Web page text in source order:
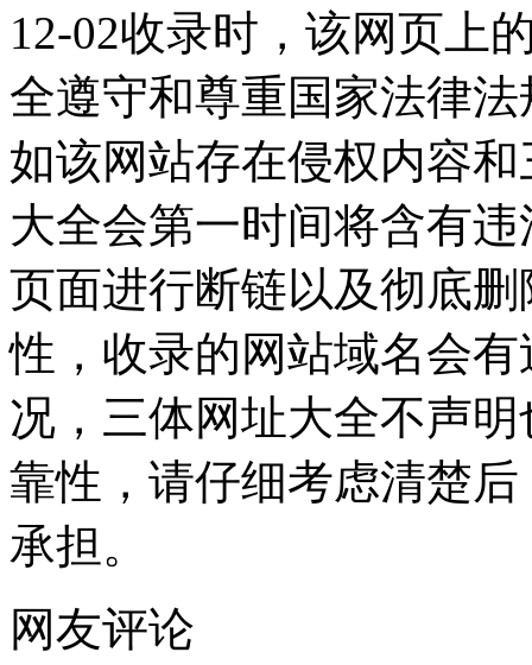
12-02收录时，该网页上
全遵守和尊重国家法律
如该网站存在侵权内容
大全会第一时间将含有
页面进行断链以及彻底
性，收录的网站域名会
况，三体网址大全不声
靠性，请仔细考虑清楚
承担。
网友评论